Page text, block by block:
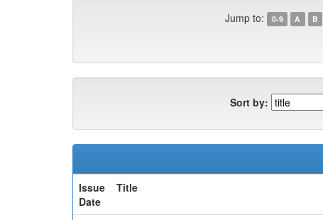
Jump to: 0-9 A B
Sort by:
Issue
Date
Title